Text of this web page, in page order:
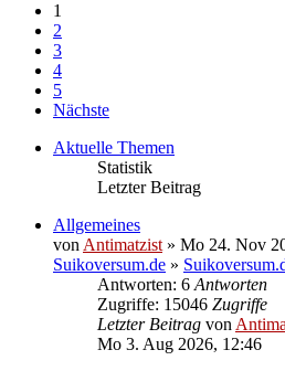
1
2
3
4
5
Nächste
Aktuelle Themen
Statistik
Letzter Beitrag
Allgemeines
vonAntimatzist» Mo 24. Nov
Suikoversum.de »
Antworten: 6Antworten
Zugriffe: 15046 Zugriffe
Letzter Beitrag von
Mo 3. Aug 2026, 12:46